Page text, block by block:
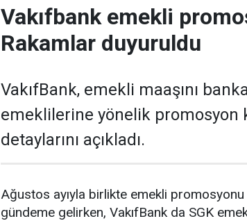
Vakıfbank emekli
Rakamlar duyuruldu
VakıfBank, emekli maaşını
emeklilerine yönelik promosyon
detaylarını açıkladı.
Ağustos ayıyla birlikte emekli promosyonu
gündeme gelirken, VakıfBank da SGK